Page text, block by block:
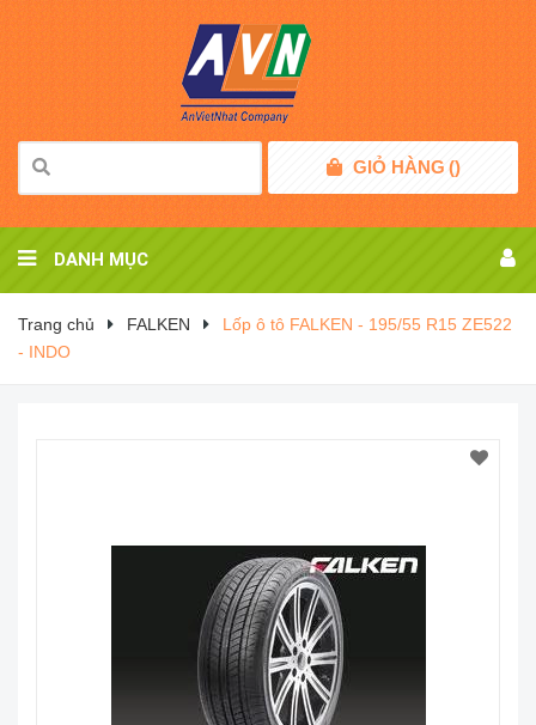
GIỎ HÀNG ()
DANH MỤC
Trang chủ FALKEN
Lốp ô tô FALKEN - 195/55 R15 ZE522
- INDO